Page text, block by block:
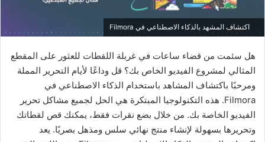
اكتشاف المشهد بالذكاء الاصطناعي في Filmora
هل سئمت من قضاء ساعات في غربلة اللقطات للعثور على المقطع
المثالي لمشروع الفيديو الخاص بك؟ قل وداعًا لأيام التحرير المملة
ومرحبًا باكتشاف المشاهد باستخدام الذكاء الاصطناعي في
Filmora. هذه التكنولوجيا المبتكرة هي الحل لجميع مشاكل تحرير
الفيديو الخاصة بك. من خلال بضع نقرات فقط، يمكنك قص لقطاتك
وتحريرها بسهولة لإنشاء منتج نهائي سلس ومذهل بصريًا. يعد